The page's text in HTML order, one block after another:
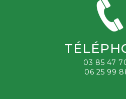
03 85 47
06 25 99